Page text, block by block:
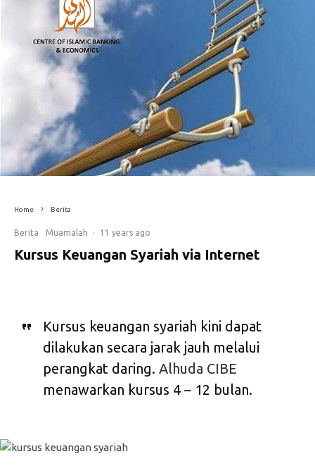
Home Berita
Berita Muamalah · 11 years ago
Kursus Keuangan Syariah via Internet
Kursus keuangan syariah kini dapat
dilakukan secara jarak jauh melalui
perangkat daring. Alhuda CIBE
menawarkan kursus 4 – 12 bulan.